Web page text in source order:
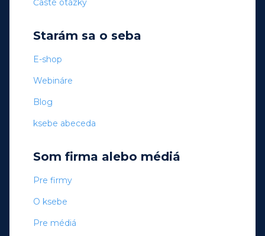
Časté otázky
Starám sa o seba
E-shop
Webináre
Blog
ksebe abeceda
Som firma alebo médiá
Pre firmy
O ksebe
Pre médiá